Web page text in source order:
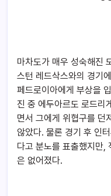
마차도가 매우 성숙해진
스턴 레드삭스와의 경기
페드로이아에게 부상을
진 중 에두아르도 로드리
면서 그에게 위협구를 던
않았다. 물론 경기 후 인
다고 분노를 표출했지만,
은 없어졌다.